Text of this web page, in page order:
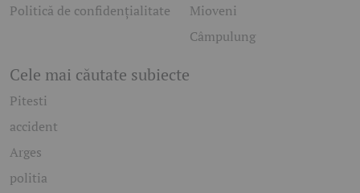
Politică de confidențialitate
Mioveni
Câmpulung
Cele mai căutate subiecte
Pitesti
accident
Arges
politia